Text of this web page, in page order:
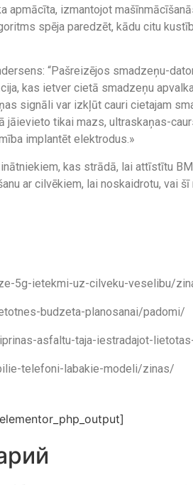
apmācīta, izmantojot
spēja paredzēt, kādu citu
“Pašreizējos smadzeņu-
kas ietver cietā smadzeņu
signāli var izkļūt cauri cietajam
jāievieto tikai mazs, ultraskaņas-
implantēt elektrodus.»
kas strādā, lai attīstītu
ar cilvēkiem, lai noskaidrotu, vai
5g-ietekmi-uz-cilveku-veselibu/
budzeta-planosanai/padomi/
asfaltu-taja-iestradajot-
telefoni-labakie-modeli/zinas/